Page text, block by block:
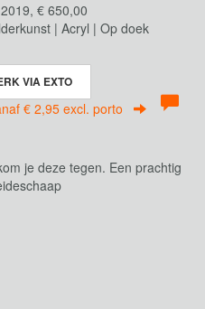
€ 650,00
| Acryl | Op doek
VIA EXTO
€ 2,95 excl. porto
je deze tegen. Een prachtig